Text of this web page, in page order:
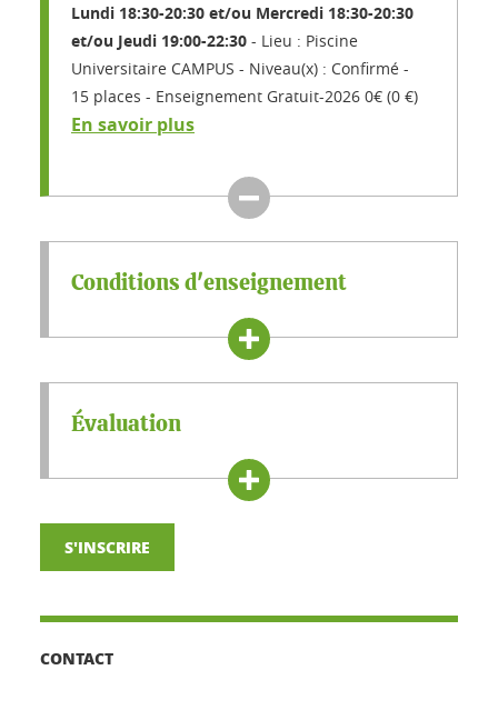
Lundi 18:30-20:30 et/ou Mercredi 18:30-20:30
et/ou Jeudi 19:00-22:30
Lieu : Piscine
Universitaire CAMPUS
Niveau(x) : Confirmé
15 places
Enseignement Gratuit-2026 0€ (0 €)
En savoir plus
Conditions d'enseignement
Évaluation
S'INSCRIRE
CONTACT